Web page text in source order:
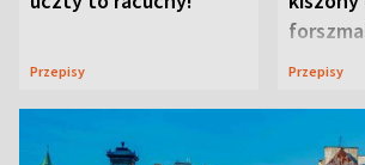
Przepisy
uczta
Przepisy